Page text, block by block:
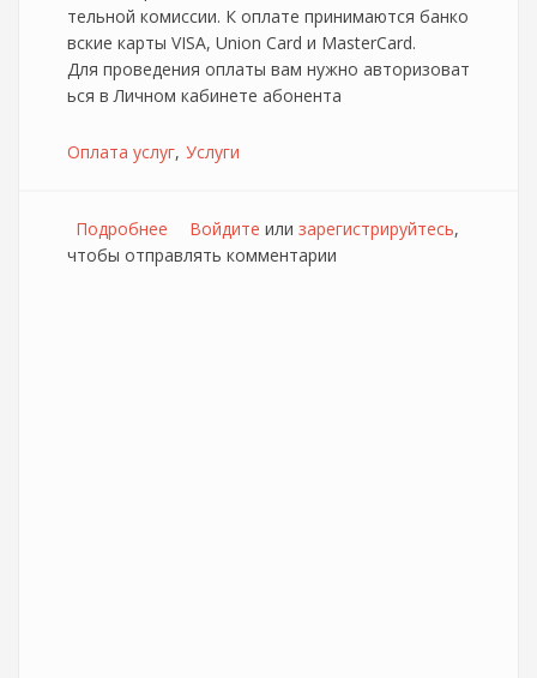
тельной комиссии. К оплате принимаются банко
вские карты VISA, Union Card и MasterCard.
Для проведения оплаты вам нужно авторизоват
ься в Личном кабинете абонента
Оплата услуг Услуги
Подробнее о Услуги NetbyNet теперь можно оплатить
через PayOnline
Войдите или зарегистрируйтесь,
чтобы отправлять комментарии